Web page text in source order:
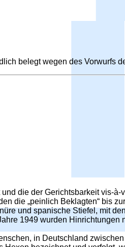
belegt wegen des Vorwurfs
die der Gerichtsbarkeit vis-
die „peinlich Beklagten“ bis
und spanische Stiefel, mit
1949 wurden
in Deutschland